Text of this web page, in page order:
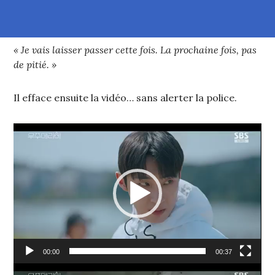
« Je vais laisser passer cette fois. La prochaine fois, pas
de pitié. »
Il efface ensuite la vidéo… sans alerter la police.
Lecteur
00:00 00:37
Lecteur